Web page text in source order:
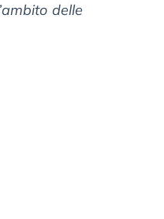
delle